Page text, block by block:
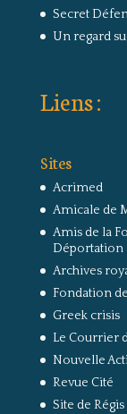
Secret
Un regard
Liens :
Sites
Acrimed
Amicale de
Amis de la
Déportation
Archives
Fondation
Greek crisis
Le Courrier
Nouvelle
Revue Cité
Site de